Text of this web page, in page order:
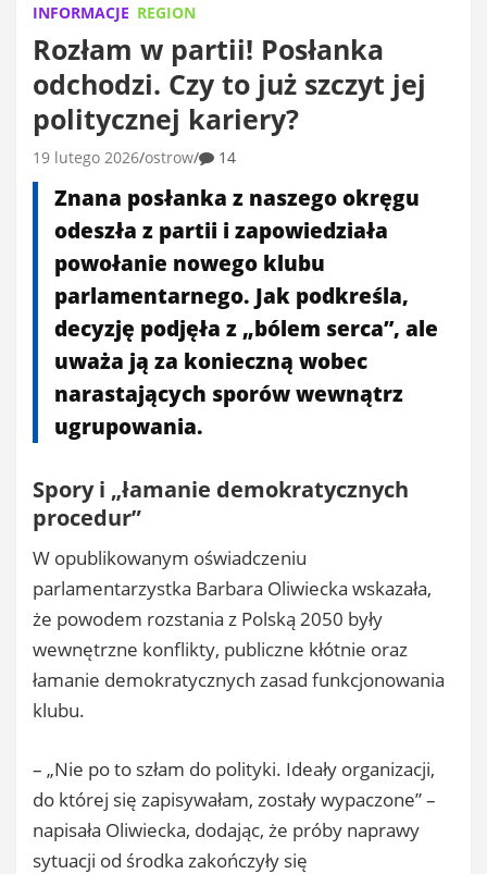
INFORMACJE REGION
Rozłam w partii! Posłanka
odchodzi. Czy to już szczyt jej
politycznej kariery?
19 lutego 2026 ostrow 14
Znana posłanka z naszego okręgu
odeszła z partii i zapowiedziała
powołanie nowego klubu
parlamentarnego. Jak podkreśla,
decyzję podjęła z „bólem serca”, ale
uważa ją za konieczną wobec
narastających sporów wewnątrz
ugrupowania.
Spory i „łamanie demokratycznych
procedur”
W opublikowanym oświadczeniu
parlamentarzystka Barbara Oliwiecka wskazała,
że powodem rozstania z Polską 2050 były
wewnętrzne konflikty, publiczne kłótnie oraz
łamanie demokratycznych zasad funkcjonowania
klubu.
– „Nie po to szłam do polityki. Ideały organizacji,
do której się zapisywałam, zostały wypaczone” –
napisała Oliwiecka, dodając, że próby naprawy
sytuacji od środka zakończyły się